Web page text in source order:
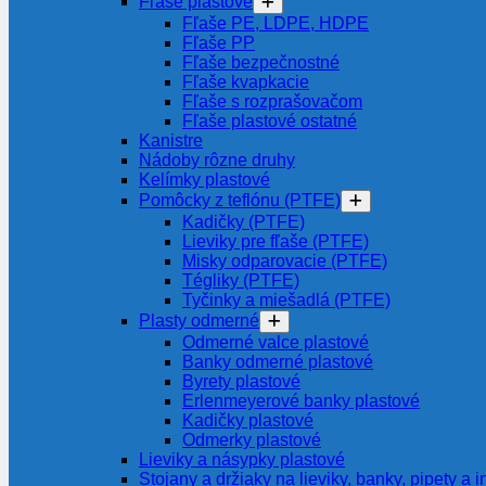
Fľaše PE, LDPE, HDPE
Fľaše PP
Fľaše bezpečnostné
Fľaše kvapkacie
Fľaše s rozprašovačom
Fľaše plastové ostatné
Kanistre
Nádoby rôzne druhy
Kelímky plastové
Pomôcky z teflónu (PTFE)
Kadičky (PTFE)
Lieviky pre fľaše (PTFE)
Misky odparovacie (PTFE)
Tégliky (PTFE)
Tyčinky a miešadlá (PTFE)
Plasty odmerné
Odmerné valce plastové
Banky odmerné plastové
Byrety plastové
Erlenmeyerové banky plastové
Kadičky plastové
Odmerky plastové
Lieviky a násypky plastové
Stojany a držiaky na lieviky, banky, pipety a